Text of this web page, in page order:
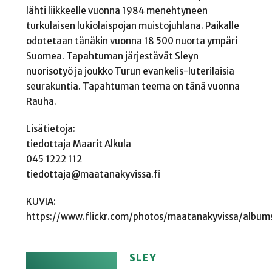
lähti liikkeelle vuonna 1984 menehtyneen
turkulaisen lukiolaispojan muistojuhlana. Paikalle
odotetaan tänäkin vuonna 18 500 nuorta ympäri
Suomea. Tapahtuman järjestävät Sleyn
nuorisotyö ja joukko Turun evankelis-luterilaisia
seurakuntia. Tapahtuman teema on tänä vuonna
Rauha.
Lisätietoja:
tiedottaja Maarit Alkula
045 1222 112
tiedottaja@maatanakyvissa.fi
KUVIA:
https://www.flickr.com/photos/maatanakyvissa/
SLEY